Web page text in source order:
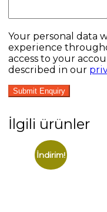
Your personal data
experience
access to your
described in our
İlgili ürünler
İndirim!